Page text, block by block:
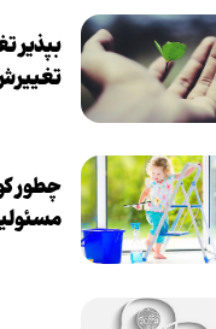
بپذير
چطور